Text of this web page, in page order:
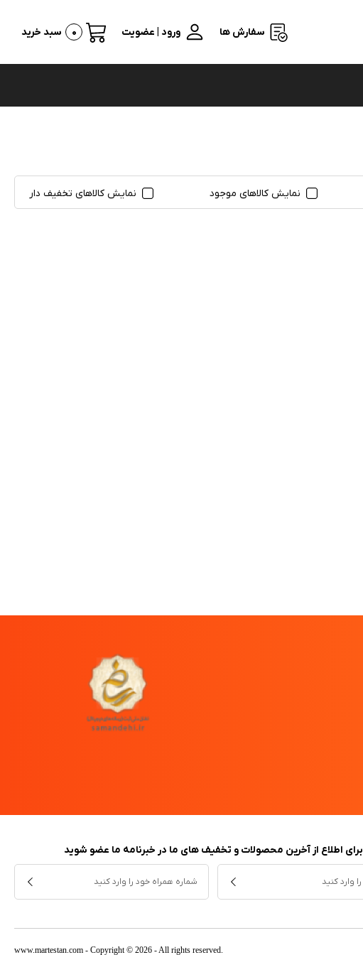
سفارش ها ورود | عضویت 0 سبد خرید
نمایش کالاهای موجود نمایش کالاهای تخفیف دار
برای اطلاع از آخرین محصولات و تخفیف های ما در خبرنامه ما عضو شوید
www.martestan.com - Copyright © 2026 - All rights reserved.